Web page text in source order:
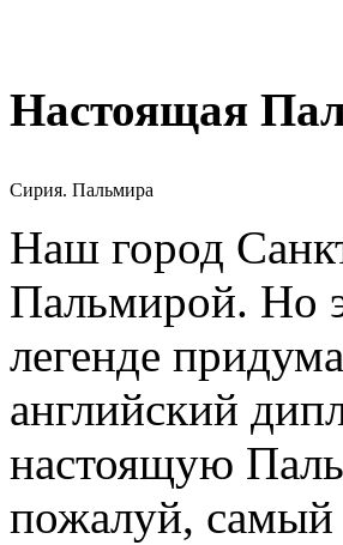
Настоящая
Сирия. Пальмира
Наш город
Пальмирой. Но
легенде
английский
настоящую
пожалуй, самый